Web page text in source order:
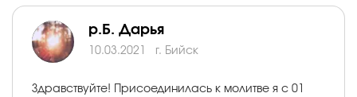
р.Б. Дарья
10.03.2021 г. Бийск
Здравствуйте! Присоединилась к молитве я с 01